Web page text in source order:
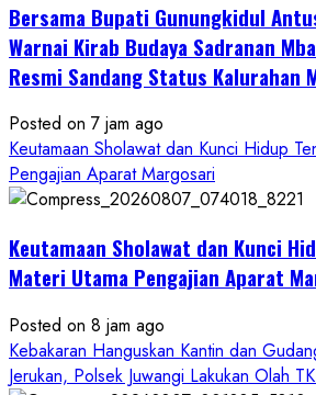
Bersama Bupati Gunungkidul
Warnai Kirab Budaya Sadranan
Resmi Sandang Status Kalurahan
Posted on 7 jam ago
Keutamaan Sholawat dan Kunci Hidup
Pengajian Aparat Margosari
Keutamaan Sholawat dan Kunci
Materi Utama Pengajian Aparat
Posted on 8 jam ago
Kebakaran Hanguskan Kantin dan
Jerukan, Polsek Juwangi Lakukan Olah